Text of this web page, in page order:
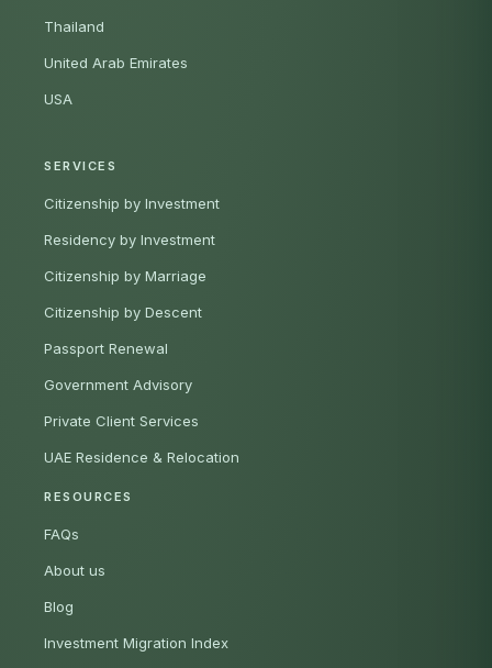
Thailand
United Arab Emirates
USA
SERVICES
Citizenship by Investment
Residency by Investment
Citizenship by Marriage
Citizenship by Descent
Passport Renewal
Government Advisory
Private Client Services
UAE Residence & Relocation
RESOURCES
FAQs
About us
Blog
Investment Migration Index